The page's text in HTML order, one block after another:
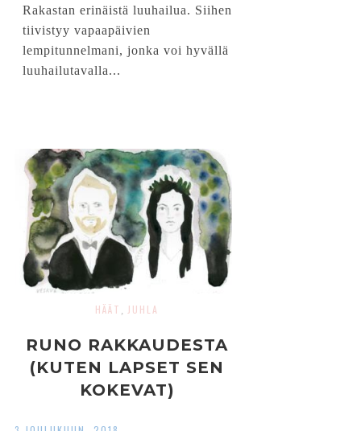
Rakastan erinäistä luuhailua. Siihen
tiivistyy vapaapäivien
lempitunnelmani, jonka voi hyvällä
luuhailutavalla...
HÄÄT JUHLA
RUNO RAKKAUDESTA
(KUTEN LAPSET SEN
KOKEVAT)